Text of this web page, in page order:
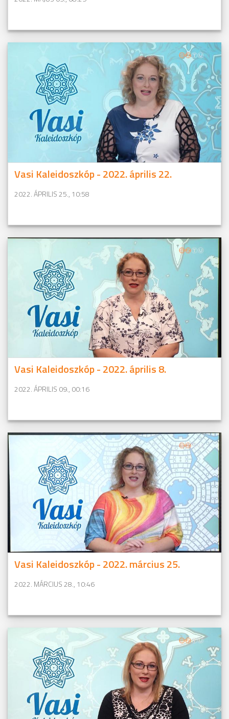
Vasi Kaleidoszkóp - 2022. április 22.
2022. ÁPRILIS 25., 10:58
Vasi Kaleidoszkóp - 2022. április 8.
2022. ÁPRILIS 09., 00:16
Vasi Kaleidoszkóp - 2022. március 25.
2022. MÁRCIUS 28., 10:46